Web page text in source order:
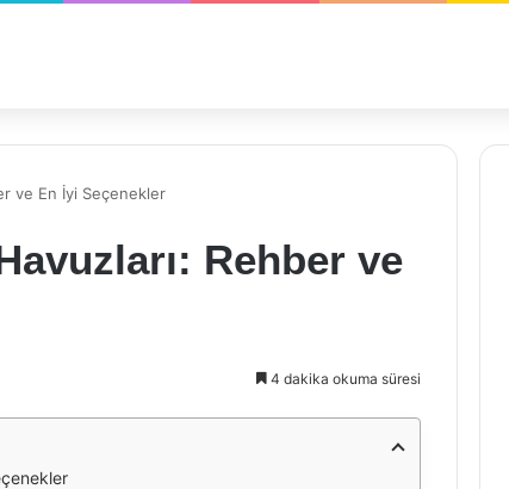
ve En İyi Seçenekler
Rehber ve
4 dakika okuma süresi